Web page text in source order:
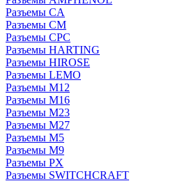
Разъeмы CA
Разъeмы CM
Разъeмы CPC
Разъeмы HARTING
Разъeмы HIROSE
Разъeмы LEMO
Разъeмы M12
Разъeмы M16
Разъeмы M23
Разъeмы M27
Разъeмы M5
Разъeмы M9
Разъeмы PX
Разъeмы SWITCHCRAFT